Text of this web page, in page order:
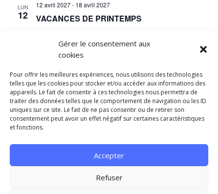
Gérer le consentement aux
cookies
Pour offrir les meilleures expériences, nous utilisons des technologies
telles que les cookies pour stocker et/ou accéder aux informations des
appareils. Le fait de consentir à ces technologies nous permettra de
traiter des données telles que le comportement de navigation ou les ID
uniques sur ce site. Le fait de ne pas consentir ou de retirer son
consentement peut avoir un effet négatif sur certaines caractéristiques
et fonctions.
Accepter
Refuser
LUN
12 VACANCES DE PRINTEMPS
12 avril 2027- 18 avril 2027
S’abonner au calendrier
Mentions légales et Politique de Confidentialité